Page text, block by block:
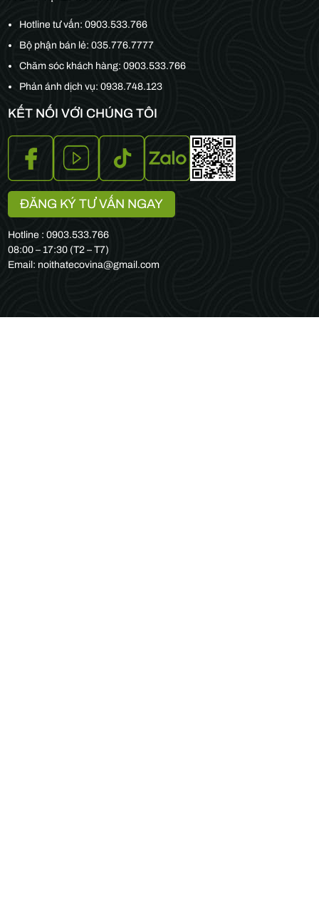
Hotline tư vấn:0903.533.766
Bộ phận bán lẻ:035.776.7777
Chăm sóc khách hàng:0903.533.766
Phản ánh dịch vụ: 0938.748.123
KẾT NỐI VỚI CHÚNG TÔI
ĐĂNG KÝ TƯ VẤN NGAY
Hotline : 0903.533.766
08:00 – 17:30 (T2 – T7)
Email: noithatecovina@gmail.com